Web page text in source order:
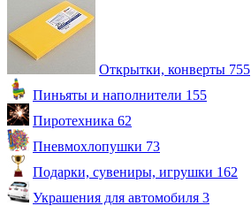
Открытки, конверты 755
Пиньяты и наполнители 155
Пиротехника 62
Пневмохлопушки 73
Подарки, сувениры, игрушки 162
Украшения для автомобиля 3